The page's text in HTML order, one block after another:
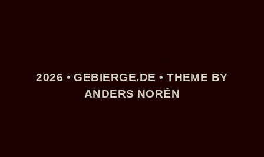
2026 •GEBIERGE.DE • THEME BY
ANDERS NORÉN